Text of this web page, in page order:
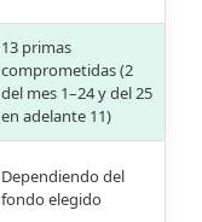
13 primas
comprometidas (2
del mes 1–24 y del 25
en adelante 11)
Dependiendo del
fondo elegido